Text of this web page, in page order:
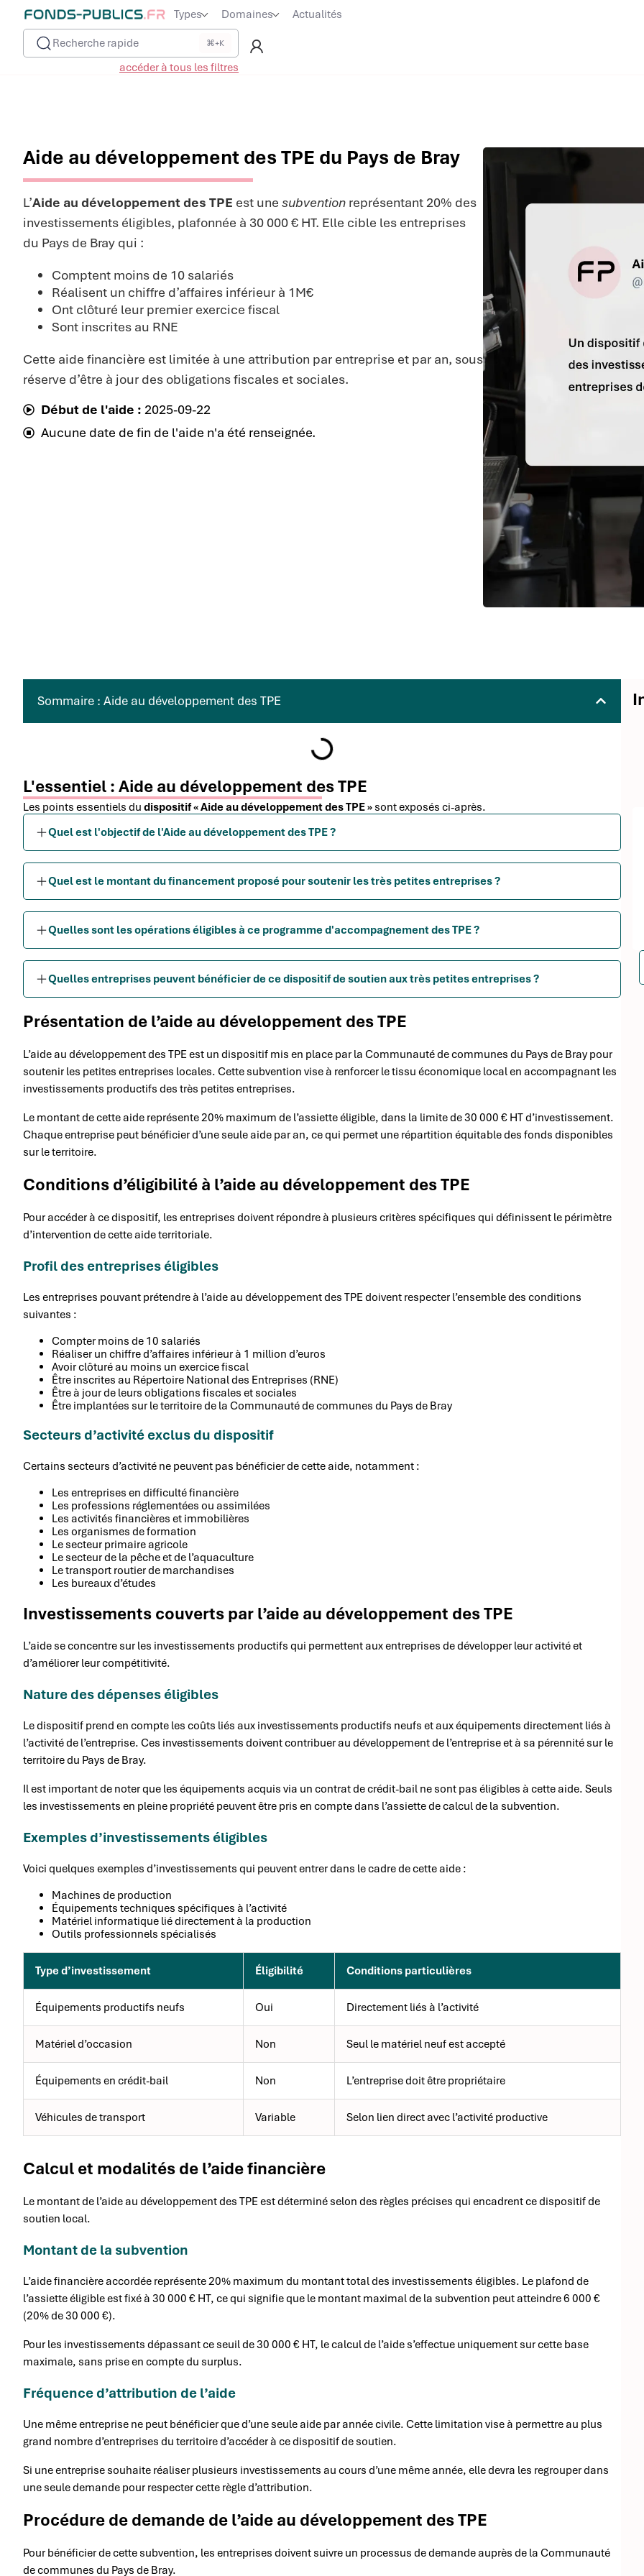
Types Domaines
Actualités
Recherche rapide
⌘+K
accéder à tous les filtres
Aide au développement des TPE du Pays de Bray
L’Aide au développement des TPE est une subvention représentant 20% des
investissements éligibles, plafonnée à 30 000 € HT. Elle cible les entreprises
du Pays de Bray qui :
Comptent moins de 10 salariés
Réalisent un chiffre d’affaires inférieur à 1M€
Ont clôturé leur premier exercice fiscal
Sont inscrites au RNE
Cette aide financière est limitée à une attribution par entreprise et par an, sous
réserve d’être à jour des obligations fiscales et sociales.
Début de l'aide : 2025-09-22
Aucune date de fin de l'aide n'a été renseignée.
Sommaire : Aide au développement des TPE
L'essentiel : Aide au développement des TPE
Les points essentiels du dispositif « Aide au développement des TPE » sont exposés ci-après.
Quel est l'objectif de l'Aide au développement des TPE ?
Quel est le montant du financement proposé pour soutenir les très petites entreprises ?
Quelles sont les opérations éligibles à ce programme d'accompagnement des TPE ?
Quelles entreprises peuvent bénéficier de ce dispositif de soutien aux très petites entreprises ?
Présentation de l’aide au développement des TPE
L’aide au développement des TPE est un dispositif mis en place par la Communauté de communes du Pays de Bray pour
soutenir les petites entreprises locales. Cette subvention vise à renforcer le tissu économique local en accompagnant les
investissements productifs des très petites entreprises.
Le montant de cette aide représente 20% maximum de l’assiette éligible, dans la limite de 30 000 € HT d’investissement.
Chaque entreprise peut bénéficier d’une seule aide par an, ce qui permet une répartition équitable des fonds disponibles
sur le territoire.
Conditions d’éligibilité à l’aide au développement des TPE
Pour accéder à ce dispositif, les entreprises doivent répondre à plusieurs critères spécifiques qui définissent le périmètre
d’intervention de cette aide territoriale.
Profil des entreprises éligibles
Les entreprises pouvant prétendre à l’aide au développement des TPE doivent respecter l’ensemble des conditions
suivantes :
Compter moins de 10 salariés
Réaliser un chiffre d’affaires inférieur à 1 million d’euros
Avoir clôturé au moins un exercice fiscal
Être inscrites au Répertoire National des Entreprises (RNE)
Être à jour de leurs obligations fiscales et sociales
Être implantées sur le territoire de la Communauté de communes du Pays de Bray
Secteurs d’activité exclus du dispositif
Certains secteurs d’activité ne peuvent pas bénéficier de cette aide, notamment :
Les entreprises en difficulté financière
Les professions réglementées ou assimilées
Les activités financières et immobilières
Les organismes de formation
Le secteur primaire agricole
Le secteur de la pêche et de l’aquaculture
Le transport routier de marchandises
Les bureaux d’études
Investissements couverts par l’aide au développement des TPE
L’aide se concentre sur les investissements productifs qui permettent aux entreprises de développer leur activité et
d’améliorer leur compétitivité.
Nature des dépenses éligibles
Le dispositif prend en compte les coûts liés aux investissements productifs neufs et aux équipements directement liés à
l’activité de l’entreprise. Ces investissements doivent contribuer au développement de l’entreprise et à sa pérennité sur le
territoire du Pays de Bray.
Il est important de noter que les équipements acquis via un contrat de crédit-bail ne sont pas éligibles à cette aide. Seuls
les investissements en pleine propriété peuvent être pris en compte dans l’assiette de calcul de la subvention.
Exemples d’investissements éligibles
Voici quelques exemples d’investissements qui peuvent entrer dans le cadre de cette aide :
Machines de production
Équipements techniques spécifiques à l’activité
Matériel informatique lié directement à la production
Outils professionnels spécialisés
Type d’investissement Éligibilité Conditions particulières
Équipements productifs neufs Oui Directement liés à l’activité
Matériel d’occasion Non Seul le matériel neuf est accepté
Équipements en crédit-bail Non L’entreprise doit être propriétaire
Véhicules de transport Variable Selon lien direct avec l’activité productive
Calcul et modalités de l’aide financière
Le montant de l’aide au développement des TPE est déterminé selon des règles précises qui encadrent ce dispositif de
soutien local.
Montant de la subvention
L’aide financière accordée représente 20% maximum du montant total des investissements éligibles. Le plafond de
l’assiette éligible est fixé à 30 000 € HT, ce qui signifie que le montant maximal de la subvention peut atteindre 6 000 €
(20% de 30 000 €).
Pour les investissements dépassant ce seuil de 30 000 € HT, le calcul de l’aide s’effectue uniquement sur cette base
maximale, sans prise en compte du surplus.
Fréquence d’attribution de l’aide
Une même entreprise ne peut bénéficier que d’une seule aide par année civile. Cette limitation vise à permettre au plus
grand nombre d’entreprises du territoire d’accéder à ce dispositif de soutien.
Si une entreprise souhaite réaliser plusieurs investissements au cours d’une même année, elle devra les regrouper dans
une seule demande pour respecter cette règle d’attribution.
Procédure de demande de l’aide au développement des TPE
Pour bénéficier de cette subvention, les entreprises doivent suivre un processus de demande auprès de la Communauté
de communes du Pays de Bray.